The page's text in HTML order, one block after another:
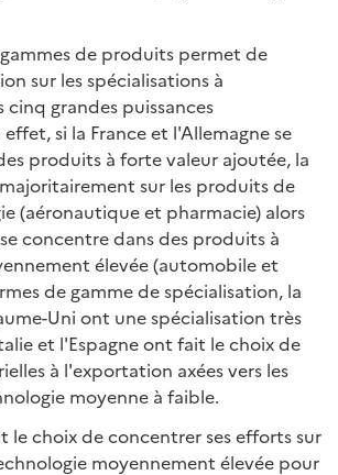
de produits permet de
sur les spécialisations à
grandes puissances
si la France et l'Allemagne se
produits à forte valeur ajoutée, la
sur les produits de
(aéronautique et pharmacie) alors
concentre dans des produits à
élevée (automobile et
de gamme de spécialisation, la
Uni ont une spécialisation très
et l'Espagne ont fait le choix de
à l'exportation axées vers les
moyenne à faible.
le choix de concentrer ses efforts sur
moyennement élevée pour